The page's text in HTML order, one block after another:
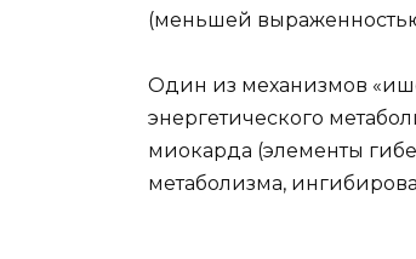
(меньшей
Один из механизмов
энергетического
миокарда (элементы
метаболизма,